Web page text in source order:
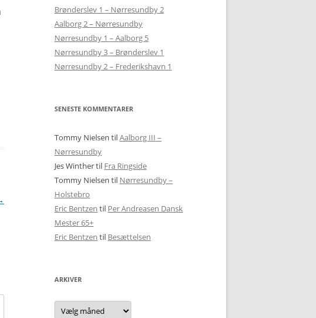
BJERGLANDSBYEN FRAM
DRYPSTENSHULER, BJERGTUR OG
HJEMREJSE
LJUBLJANA – SKAK MED BJERGBEN
KAMNIK OG HJEMREJSE
GOSTILNA PRI PLANINCU
PÅ UDFLUGT TIL POSTOJNA
Brønderslev 1 – Nørresundby 2
Aalborg 2 – Nørresundby
Nørresundby 1 – Aalborg 5
Nørresundby 3 – Brønderslev 1
Nørresundby 2 – Frederikshavn 1
SENESTE KOMMENTARER
Tommy Nielsen tilAalborg III –
Nørresundby
Jes Winthertil Fra Ringside
Tommy Nielsen til Nørresundby –
Holstebro
Eric Bentzen til Per Andreasen Dansk
Mester 65+
Eric Bentzen til Besættelsen
ARKIVER
Arkiver